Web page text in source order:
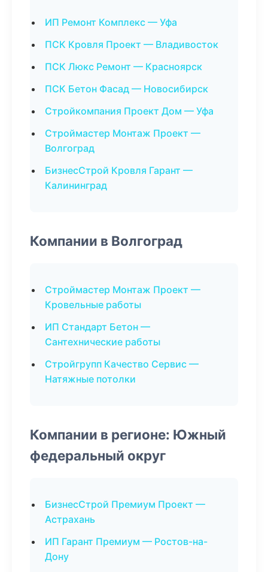
ИП Ремонт Комплекс — Уфа
ПСК Кровля Проект — Владивосток
ПСК Люкс Ремонт — Красноярск
ПСК Бетон Фасад — Новосибирск
Стройкомпания Проект Дом — Уфа
Строймастер Монтаж Проект —
Волгоград
БизнесСтрой Кровля Гарант —
Калининград
Компании в Волгоград
Строймастер Монтаж Проект —
Кровельные работы
ИП Стандарт Бетон —
Сантехнические работы
Стройгрупп Качество Сервис —
Натяжные потолки
Компании в регионе: Южный
федеральный округ
БизнесСтрой Премиум Проект —
Астрахань
ИП Гарант Премиум — Ростов-на-
Дону